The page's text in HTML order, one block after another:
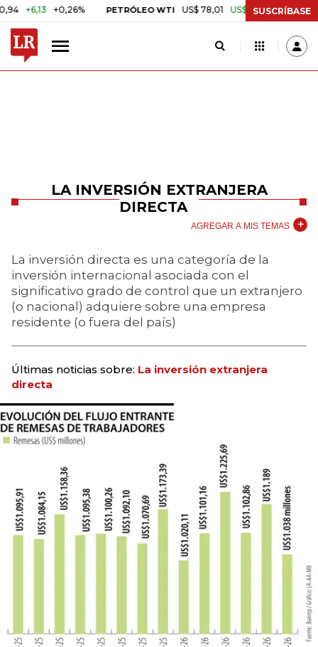
+0,26% PETRÓLEO WTI US$ 78,01 US$ 2,92 +3,89%
SUSCRÍBASE
LA INVERSIÓN EXTRANJERA
DIRECTA
AGREGAR A MIS TEMAS
La inversión directa es una categoría de la
inversión internacional asociada con el
significativo grado de control que un extranjero
(o nacional) adquiere sobre una empresa
residente (o fuera del país)
Últimas noticias sobre: La inversión extranjera
directa